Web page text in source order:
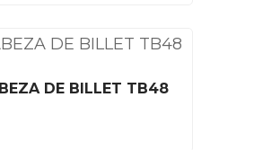
DE BILLET TB48